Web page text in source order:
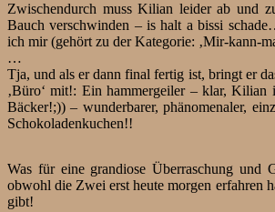
Zwischendurch muss Kilian leider ab und
Bauch verschwinden – is halt a bissi
ich mir (gehört zu der Kategorie: ‚Mir-kann-
…
Tja, und als er dann final fertig ist, bringt er
‚Büro‘ mit!: Ein hammergeiler – klar, Kilian
Bäcker!;)) – wunderbarer, phänomenaler,
Schokoladenkuchen!!
Was für eine grandiose Überraschung und
obwohl die Zwei erst heute morgen erfahren
gibt!